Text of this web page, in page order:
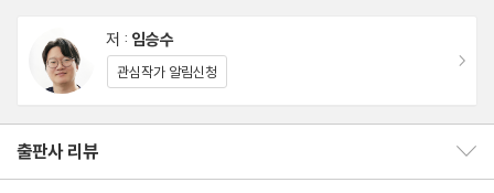
푼토 피호 체제의 탄생
균열 속에서 성장한 세대
카라카소 이후, 혁명을 준비한 장교들
쿠테타 실패와 정치 혁명의 시작
제헌의회와 제5공화국
저 : 임승수
관심작가 알림신청
출판사 리뷰